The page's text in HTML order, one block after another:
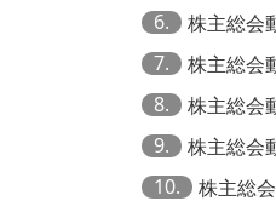
6.
株主総会
7.
株主総会
8.
株主総会
9.
株主総会
10.
株主総